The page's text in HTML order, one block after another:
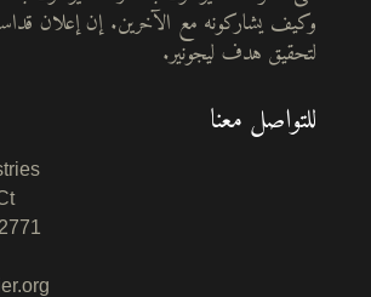
وكيف يشاركونه مع الآخرين. إن إعلان
لتحقيق هدف ليجونير.
للتواصل معنا